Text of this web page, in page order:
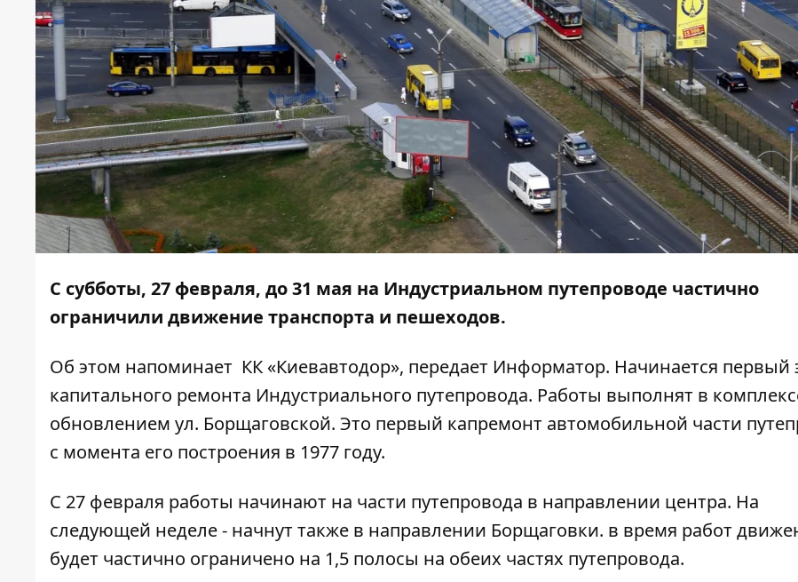
С субботы, 27 февраля, до 31 мая на Индустриальном путепроводе частично
ограничили движение транспорта и пешеходов.
Об этом напоминает КК «Киевавтодор», передает Информатор. Начинается первый
капитального ремонта Индустриального путепровода. Работы выполнят в
обновлением ул. Борщаговской. Это первый капремонт автомобильной части
с момента его построения в 1977 году.
С 27 февраля работы начинают на части путепровода в направлении центра. На
следующей неделе - начнут также в направлении Борщаговки. в время работ
будет частично ограничено на 1,5 полосы на обеих частях путепровода.